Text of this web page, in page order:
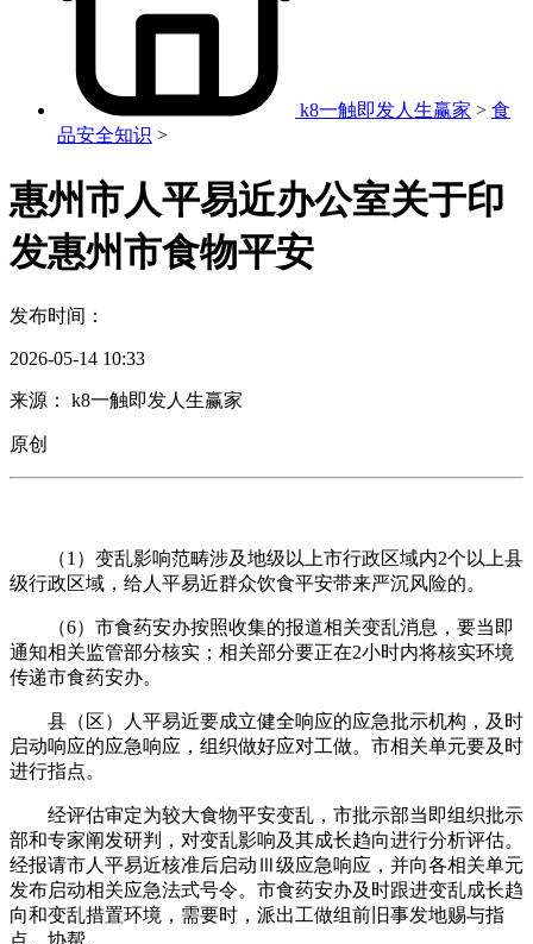
k8一触即发人生赢家 > 食
品安全知识 >
惠州市人平易近办公室关于印
发惠州市食物平安
发布时间：
2026-05-14 10:33
来源： k8一触即发人生赢家
原创
（1）变乱影响范畴涉及地级以上市行政区域内2个以上县
级行政区域，给人平易近群众饮食平安带来严沉风险的。
（6）市食药安办按照收集的报道相关变乱消息，要当即
通知相关监管部分核实；相关部分要正在2小时内将核实环境
传递市食药安办。
县（区）人平易近要成立健全响应的应急批示机构，及时
启动响应的应急响应，组织做好应对工做。市相关单元要及时
进行指点。
经评估审定为较大食物平安变乱，市批示部当即组织批示
部和专家阐发研判，对变乱影响及其成长趋向进行分析评估。
经报请市人平易近核准后启动Ⅲ级应急响应，并向各相关单元
发布启动相关应急法式号令。市食药安办及时跟进变乱成长趋
向和变乱措置环境，需要时，派出工做组前旧事发地赐与指
点、协帮。